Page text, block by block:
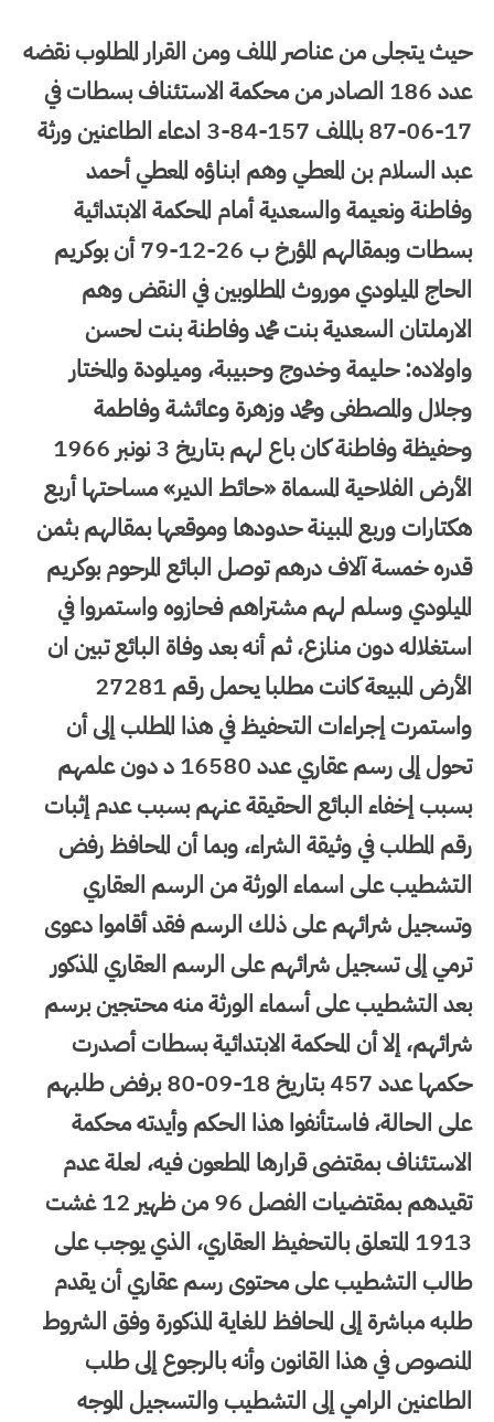
حيث يتجلى من عناصر الملف ومن القرار المطلوب نقضه
عدد 186 الصادر من محكمة الاستئناف بسطات في
17-06-87 بالملف 157-84-3 ادعاء الطاعنين ورثة
عبد السلام بن المعطي وهم ابناؤه المعطي أحمد
وفاطنة ونعيمة والسعدية أمام المحكمة الابتدائية
بسطات وبمقالهم المؤرخ ب 26-12-79 أن بوكريم
الحاج الميلودي موروث المطلوبين في النقض وهم
الارملتان السعدية بنت محمد وفاطنة بنت لحسن
واولاده: حليمة وخدوج وحبيبة، وميلودة والمختار
وجلال والمصطفى ومحمد وزهرة وعائشة وفاطمة
وحفيظة وفاطنة كان باع لهم بتاريخ 3 نونبر 1966
الأرض الفلاحية المسماة «حائط الدير» مساحتها أربع
هكتارات وربع المبينة حدودها وموقعها بمقالهم بثمن
قدره خمسة آلاف درهم توصل البائع المرحوم بوكريم
الميلودي وسلم لهم مشتراهم فحازوه واستمروا في
استغلاله دون منازع، ثم أنه بعد وفاة البائع تبين ان
الأرض المبيعة كانت مطلبا يحمل رقم 27281
واستمرت إجراءات التحفيظ في هذا المطلب إلى أن
تحول إلى رسم عقاري عدد 16580 د دون علمهم
بسبب إخفاء البائع الحقيقة عنهم بسبب عدم إثبات
رقم المطلب في وثيقة الشراء، وبما أن المحافظ رفض
التشطيب على اسماء الورثة من الرسم العقاري
وتسجيل شرائهم على ذلك الرسم فقد أقاموا دعوى
ترمي إلى تسجيل شرائهم على الرسم العقاري المذكور
بعد التشطيب على أسماء الورثة منه محتجين برسم
شرائهم، إلا أن المحكمة الابتدائية بسطات أصدرت
حكمها عدد 457 بتاريخ 18-09-80 برفض طلبهم
على الحالة، فاستأنفوا هذا الحكم وأيدته محكمة
الاستئناف بمقتضى قرارها المطعون فيه، لعلة عدم
تقيدهم بمقتضيات الفصل 96 من ظهير 12 غشت
1913 المتعلق بالتحفيظ العقاري، الذي يوجب على
طالب التشطيب على محتوى رسم عقاري أن يقدم
طلبه مباشرة إلى المحافظ للغاية المذكورة وفق الشروط
المنصوص في هذا القانون وأنه بالرجوع إلى طلب
الطاعنين الرامي إلى التشطيب والتسجيل الموجه